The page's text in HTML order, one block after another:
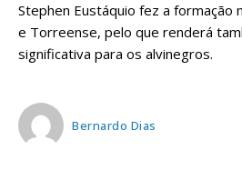
Stephen Eustáquio fez a formação
e Torreense, pelo que renderá
significativa para os alvinegros.
Bernardo Dias